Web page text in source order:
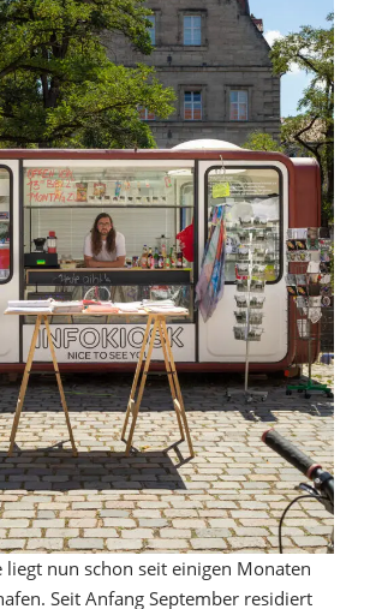
liegt nun schon seit einigen Monaten
Seit Anfang September residiert